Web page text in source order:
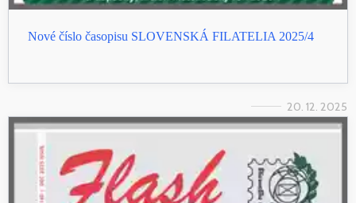
Nové číslo časopisu SLOVENSKÁ FILATELIA 2025/4
20. 12. 2025